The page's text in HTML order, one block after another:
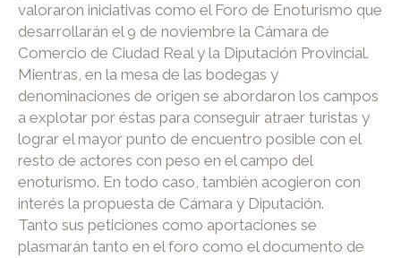
valoraron iniciativas como el Foro de Enoturismo que
desarrollarán el 9 de noviembre la Cámara de
Comercio de Ciudad Real y la Diputación Provincial.
Mientras, en la mesa de las bodegas y
denominaciones de origen se abordaron los campos
a explotar por éstas para conseguir atraer turistas y
lograr el mayor punto de encuentro posible con el
resto de actores con peso en el campo del
enoturismo. En todo caso, también acogieron con
interés la propuesta de Cámara y Diputación.
Tanto sus peticiones como aportaciones se
plasmarán tanto en el foro como el documento de